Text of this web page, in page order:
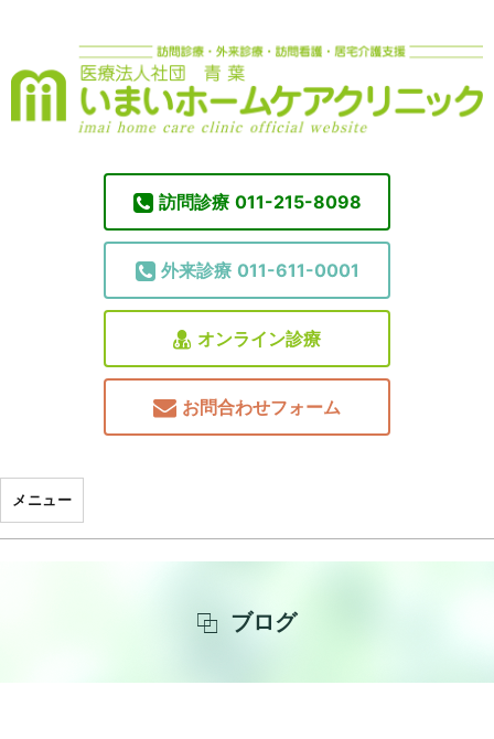
訪問診療 011-215-8098
外来診療 011-611-0001
オンライン診療
お問合わせフォーム
メニュー
ブログ